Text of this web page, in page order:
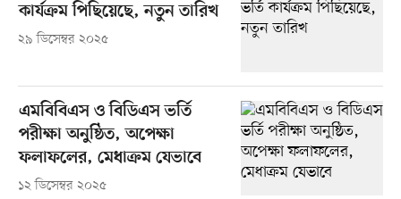
কার্যক্রম পিছিয়েছে, নতুন তারিখ
২৯ ডিসেম্বর ২০২৫
এমবিবিএস ও বিডিএস ভর্তি
পরীক্ষা অনুষ্ঠিত, অপেক্ষা
ফলাফলের, মেধাক্রম যেভাবে
১২ ডিসেম্বর ২০২৫